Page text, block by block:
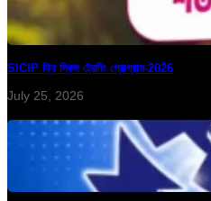
SICIP ফ্রি স্কিল ট্রেনিং প্রোগ্রাম-2026
July 25, 2026